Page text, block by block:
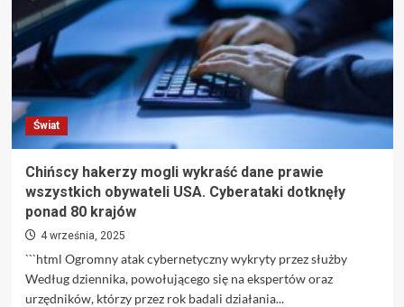
Muska
Świat
Chińscy hakerzy mogli wykraść dane prawie
wszystkich obywateli USA. Cyberataki dotknęły
ponad 80 krajów
4 września, 2025
```html Ogromny atak cybernetyczny wykryty przez służby
Według dziennika, powołującego się na ekspertów oraz
urzędników, którzy przez rok badali działania...